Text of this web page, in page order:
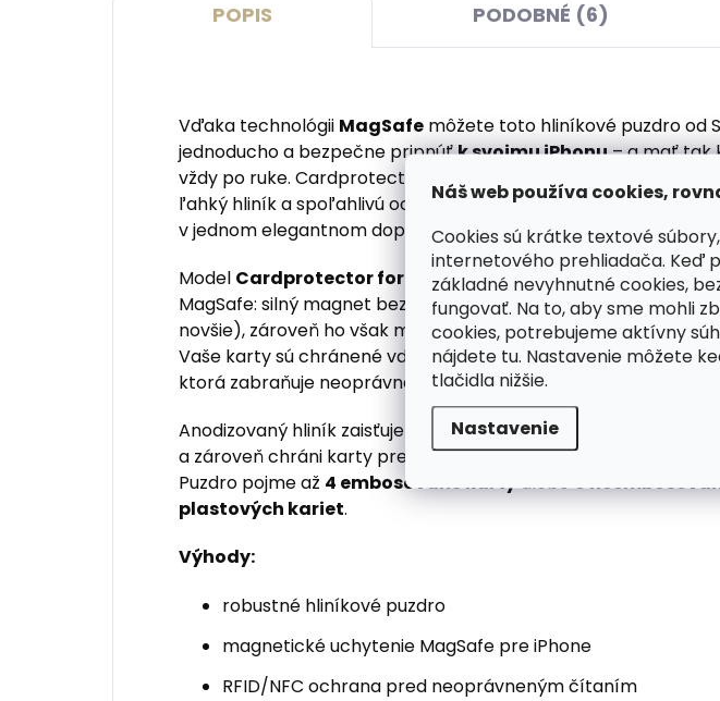
Náš web používa cookies,
Cookies sú krátke textové
internetového prehliadača. Keď
základné nevyhnutné cookies,
fungovať. Na to, aby sme mohli
cookies, potrebujeme aktívny
nájdete tu. Nastavenie môžete
tlačidla nižšie.
Nastavenie
POPIS PODOBNÉ (6)
Vďaka technológii MagSafe môžete toto hliníkové puzdro od
jednoducho a bezpečne pripnúťk svojmu iPhonu– a mať tak
vždy po ruke. Cardprotector for MagSafe spája technickú
ľahký hliník a spoľahlivú ochranu vašich platobných kariet aj
v jednom elegantnom doplnku.
Model Cardprotector for MagSafeprináša plnú
MagSafe: silný magnet bezpečne prichytí puzdro k iPhonu
novšie), zároveň ho však môžete kedykoľvek jednoducho
Vaše karty sú chránené vďaka hliníkovému telu aRFID/NFC
ktorá zabraňuje neoprávnenému čítaniu dát.
Anodizovaný hliník zaisťuje vysokú odolnosť proti ohnutiu aj
a zároveň chráni karty pred nechceným bezdrôtovým
Puzdro pojme až 4 embosované kartyalebo6
plastových kariet.
Výhody:
robustné hliníkové puzdro
magnetické uchytenie MagSafe pre iPhone
RFID/NFC ochrana pred neoprávneným čítaním